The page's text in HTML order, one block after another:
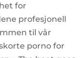
for
profesjonell
til vår
porno for